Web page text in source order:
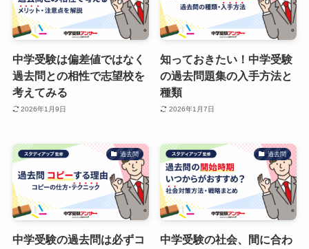
中学受験は偏差値ではなく
過去問との相性で志望校を
考えてみる
2026年1月9日
知っておきたい！中学受験
の過去問題集の入手方法と
種類
2026年1月7日
過去問
中学受験の過去問は必ずコ
過去問
中学受験の社会、間に合わ